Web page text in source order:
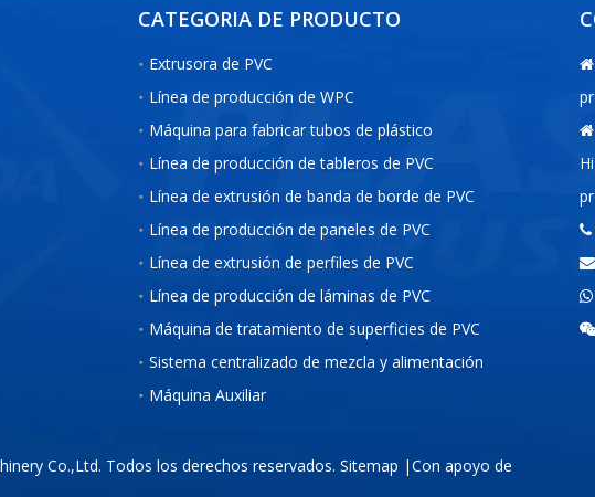
CATEGORIA DE PRODUCTO
Extrusora de PVC
Línea de producción de WPC
Máquina para fabricar tubos de plástico
Línea de producción de tableros de PVC
Línea de extrusión de banda de borde de PVC
Línea de producción de paneles de PVC
Línea de extrusión de perfiles de PVC
Línea de producción de láminas de PVC
Máquina de tratamiento de superficies de PVC
Sistema centralizado de mezcla y alimentación
Máquina Auxiliar





Co.,Ltd. Todos los derechos reservados. Sitemap |Con apoyo de